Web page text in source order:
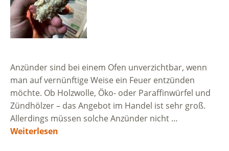
Anzünder sind bei einem Ofen unverzichtbar, wenn
man auf vernünftige Weise ein Feuer entzünden
möchte. Ob Holzwolle, Öko- oder Paraffinwürfel und
Zündhölzer – das Angebot im Handel ist sehr groß.
Allerdings müssen solche Anzünder nicht …
Weiterlesen